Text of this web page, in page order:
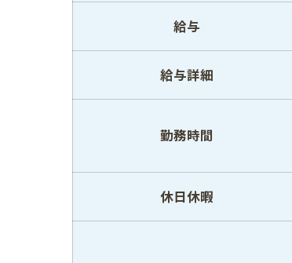
給与
給与詳細
勤務時間
休日休暇